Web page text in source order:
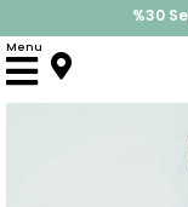
%30
İndirimlere
Menu
Anasayfa